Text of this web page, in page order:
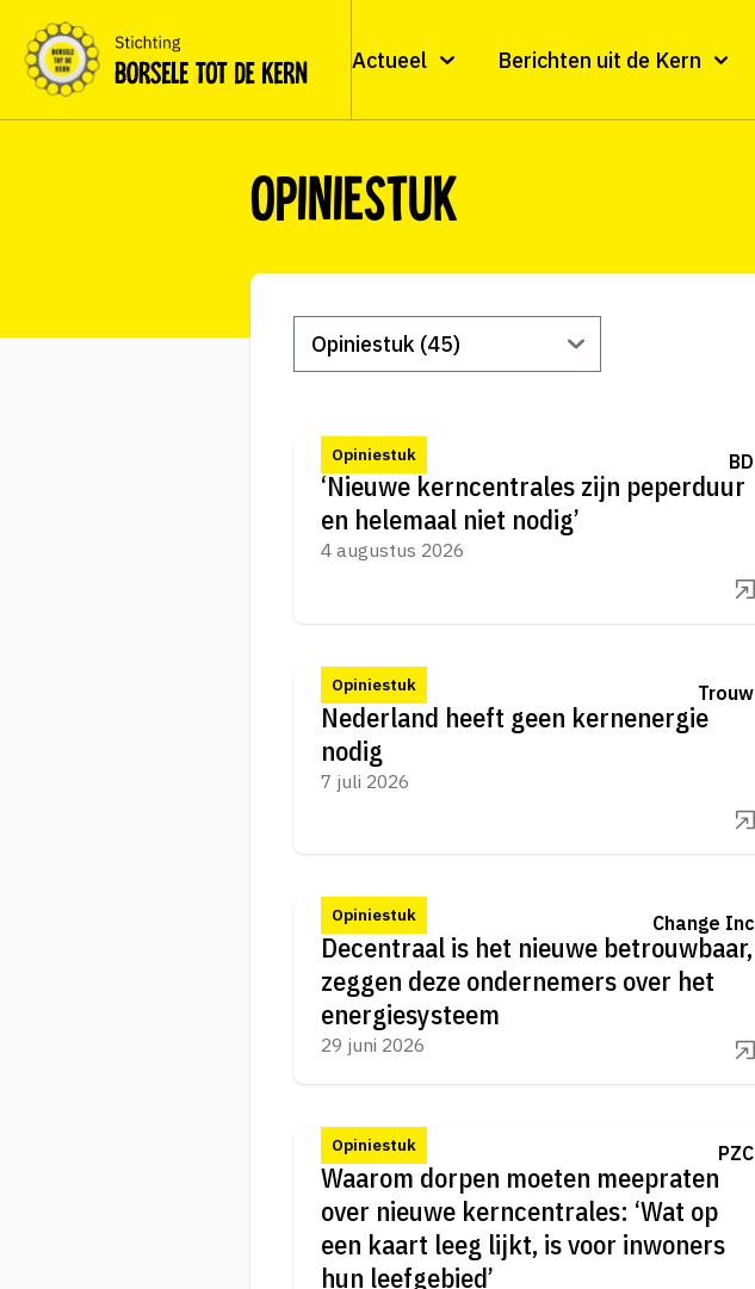
Actueel Berichten uit de Kern
Opiniestuk
Opiniestuk BD
‘Nieuwe kerncentrales zijn peperduur
en helemaal niet nodig’
4 augustus 2026
Opiniestuk Trouw
Nederland heeft geen kernenergie
nodig
7 juli 2026
Opiniestuk Change Inc
Decentraal is het nieuwe betrouwbaar,
zeggen deze ondernemers over het
energiesysteem
29 juni 2026
Opiniestuk PZC
Waarom dorpen moeten meepraten
over nieuwe kerncentrales: ‘Wat op
een kaart leeg lijkt, is voor inwoners
hun leefgebied’